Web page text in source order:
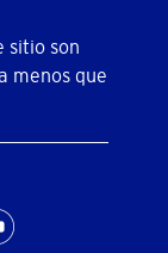
sitio son
menos que